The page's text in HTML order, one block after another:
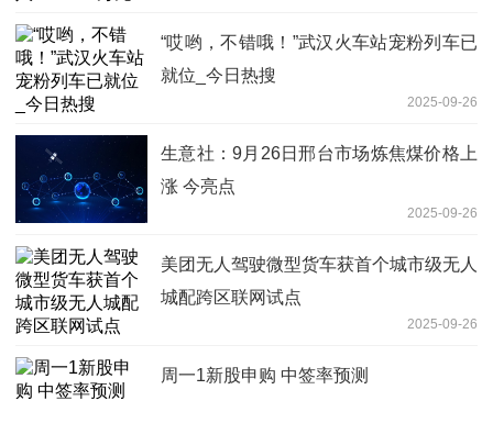
“哎哟，不错哦！”武汉火车站宠粉列车已
就位_今日热搜
2025-09-26
生意社：9月26日邢台市场炼焦煤价格上
涨 今亮点
2025-09-26
美团无人驾驶微型货车获首个城市级无人
城配跨区联网试点
2025-09-26
周一1新股申购 中签率预测